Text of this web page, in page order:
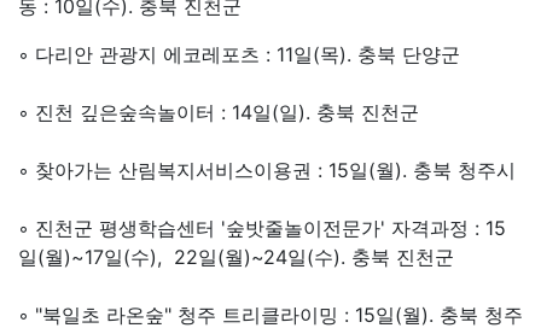
동 : 10일(수). 충북 진천군
◦ 다리안 관광지 에코레포츠 : 11일(목). 충북 단양군
◦ 진천 깊은숲속놀이터 : 14일(일). 충북 진천군
◦ 찾아가는 산림복지서비스이용권 : 15일(월). 충북 청주시
◦ 진천군 평생학습센터 '숲밧줄놀이전문가' 자격과정 : 15
일(월)~17일(수), 22일(월)~24일(수). 충북 진천군
◦ "북일초 라온숲" 청주 트리클라이밍 : 15일(월). 충북 청주